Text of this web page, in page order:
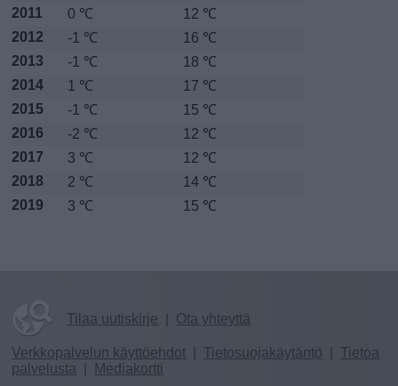
2011
0 ℃
12 ℃
2012
-1 ℃
16 ℃
2013
-1 ℃
18 ℃
2014
1 ℃
17 ℃
2015
-1 ℃
15 ℃
2016
-2 ℃
12 ℃
2017
3 ℃
12 ℃
2018
2 ℃
14 ℃
2019
3 ℃ 15 ℃
Tilaa uutiskirje Ota yhteyttä
Verkkopalvelun käyttöehdot Tietosuojakäytäntö
Tietoa
palvelusta
Mediakortti